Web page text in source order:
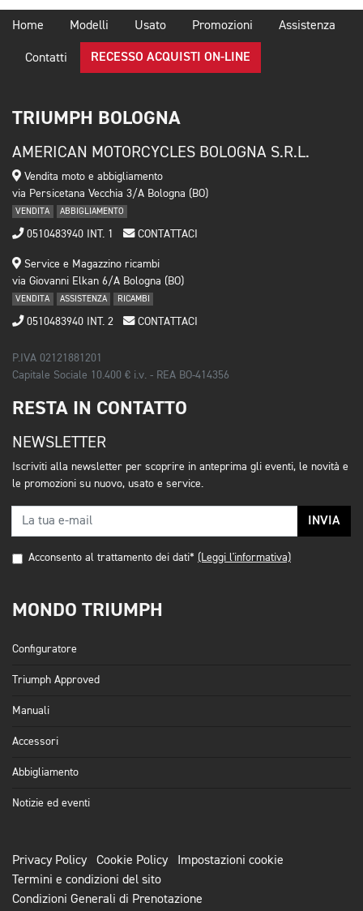
Home Modelli Usato Promozioni Assistenza
Contatti RECESSO ACQUISTI ON-LINE
TRIUMPH BOLOGNA
AMERICAN MOTORCYCLES BOLOGNA S.R.L.
Vendita moto e abbigliamento
via Persicetana Vecchia 3/A Bologna (BO)
VENDITA ABBIGLIAMENTO
0510483940 INT. 1 CONTATTACI
Service e Magazzino ricambi
via Giovanni Elkan 6/A Bologna (BO)
VENDITA ASSISTENZA RICAMBI
0510483940 INT. 2 CONTATTACI
P.IVA 02121881201
Capitale Sociale 10.400 € i.v. - REA BO-414356
RESTA IN CONTATTO
NEWSLETTER
Iscriviti alla newsletter per scoprire in anteprima gli eventi, le novità e
le promozioni su nuovo, usato e service.
INVIA
Acconsento al trattamento dei dati* (Leggi l'informativa)
MONDO TRIUMPH
Configuratore
Triumph Approved
Manuali
Accessori
Abbigliamento
Notizie ed eventi
Privacy Policy Cookie Policy
Impostazioni cookie
Termini e condizioni del sito
Condizioni Generali di Prenotazione